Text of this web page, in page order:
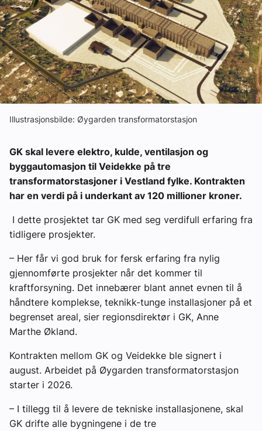
Kontakt oss:
Abonner på fagbladet Byggfakta Nyheter
Annonsere i VVS Aktuelt
Kontakt oss
Tips oss
Illustrasjonsbilde: Øygarden transformatorstasjon
GK skal levere elektro, kulde, ventilasjon og
byggautomasjon til Veidekke på tre
transformatorstasjoner i Vestland fylke. Kontrakten
har en verdi på i underkant av 120 millioner kroner.
I dette prosjektet tar GK med seg verdifull erfaring fra
tidligere prosjekter.
– Her får vi god bruk for fersk erfaring fra nylig
gjennomførte prosjekter når det kommer til
kraftforsyning. Det innebærer blant annet evnen til å
håndtere komplekse, teknikk-tunge installasjoner på et
begrenset areal, sier regionsdirektør i GK, Anne
Marthe Økland.
Kontrakten mellom GK og Veidekke ble signert i
august. Arbeidet på Øygarden transformatorstasjon
starter i 2026.
– I tillegg til å levere de tekniske installasjonene, skal
GK drifte alle bygningene i de tre